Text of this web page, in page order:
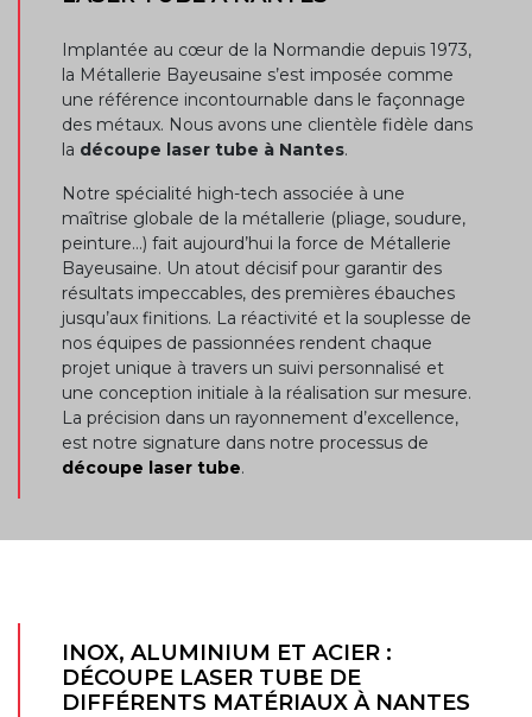
Implantée au cœur de la Normandie depuis 1973,
la Métallerie Bayeusaine s’est imposée comme
une référence incontournable dans le façonnage
des métaux. Nous avons une clientèle fidèle dans
la découpe laser tube à Nantes.
Notre spécialité high-tech associée à une
maîtrise globale de la métallerie (pliage, soudure,
peinture…) fait aujourd’hui la force de Métallerie
Bayeusaine. Un atout décisif pour garantir des
résultats impeccables, des premières ébauches
jusqu’aux finitions. La réactivité et la souplesse de
nos équipes de passionnées rendent chaque
projet unique à travers un suivi personnalisé et
une conception initiale à la réalisation sur mesure.
La précision dans un rayonnement d’excellence,
est notre signature dans notre processus de
découpe laser tube.
INOX, ALUMINIUM ET ACIER :
DÉCOUPE LASER TUBE DE
DIFFÉRENTS MATÉRIAUX À NANTES